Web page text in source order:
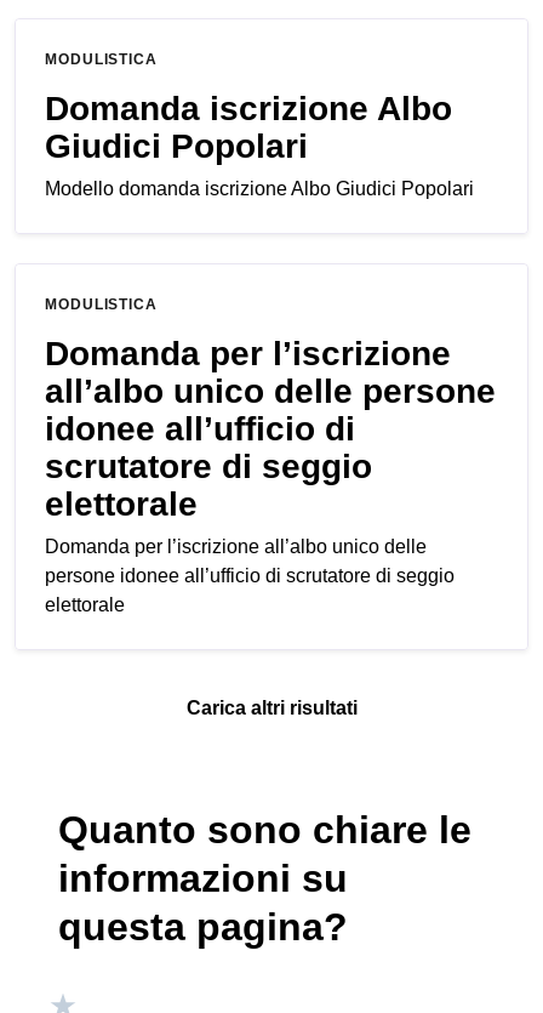
MODULISTICA
Domanda iscrizione Albo
Giudici Popolari
Modello domanda iscrizione Albo Giudici Popolari
MODULISTICA
Domanda per l’iscrizione
all’albo unico delle persone
idonee all’ufficio di
scrutatore di seggio
elettorale
Domanda per l’iscrizione all’albo unico delle
persone idonee all’ufficio di scrutatore di seggio
elettorale
Carica altri risultati
Quanto sono chiare le
informazioni su
questa pagina?